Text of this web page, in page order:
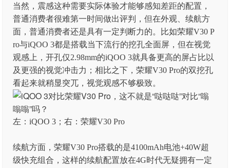
当然，震感这种需要实际体验才能够感知差距的配置，
普通消费者很难第一时间做出评判，但在外观、续航方
面，普通消费者还是具有一定判断力的。比如荣耀V30 P
ro与iQOO 3都是搭载当下流行的挖孔全面屏，但在视觉
观感上，开孔仅2.98mm的iQOO 3就具备更高的屏占比以
及更强的视觉冲击力；相比之下，荣耀V30 Pro的双挖孔
看起来就稍显突兀，视觉观感不够极致。
左：iQOO 3；右：荣耀V30 Pro
续航方面，荣耀V30 Pro搭载的是4100mAh电池+40W超
级快充组合，这样的续航配置放在4G时代无疑拥有一定